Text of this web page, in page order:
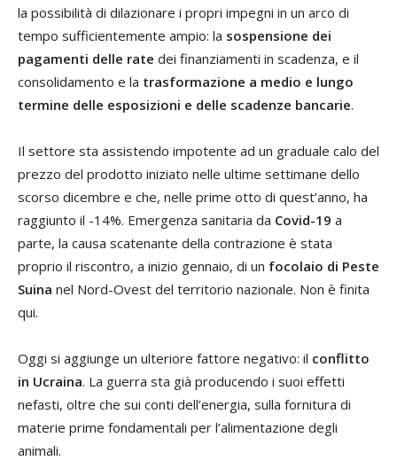
la possibilità di dilazionare i propri impegni in un arco di
tempo sufficientemente ampio: la sospensione dei
pagamenti delle rate dei finanziamenti in scadenza, e il
consolidamento e la trasformazione a medio e lungo
termine delle esposizioni e delle scadenze bancarie.
Il settore sta assistendo impotente ad un graduale calo del
prezzo del prodotto iniziato nelle ultime settimane dello
scorso dicembre e che, nelle prime otto di quest’anno, ha
raggiunto il -14%. Emergenza sanitaria da Covid-19 a
parte, la causa scatenante della contrazione è stata
proprio il riscontro, a inizio gennaio, di un focolaio di Peste
Suina nel Nord-Ovest del territorio nazionale. Non è finita
qui.
Oggi si aggiunge un ulteriore fattore negativo: il conflitto
in Ucraina. La guerra sta già producendo i suoi effetti
nefasti, oltre che sui conti dell’energia, sulla fornitura di
materie prime fondamentali per l’alimentazione degli
animali.